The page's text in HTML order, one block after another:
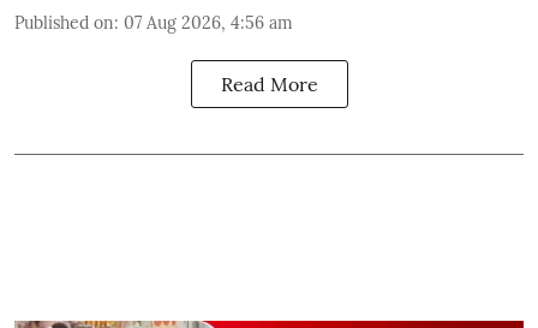
Published on: 07 Aug 2026, 4:56 am
Read More